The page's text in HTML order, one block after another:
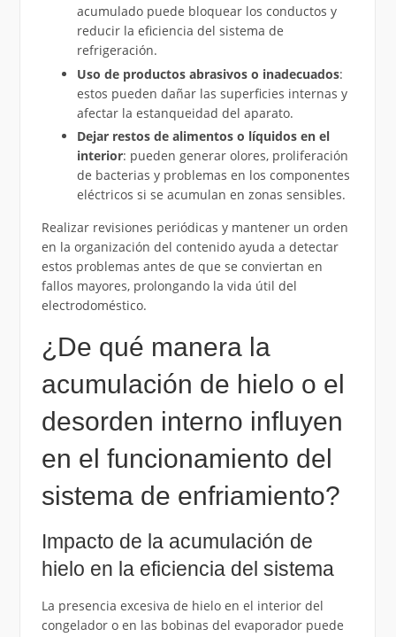
acumulado puede bloquear los conductos y
reducir la eficiencia del sistema de
refrigeración.
Uso de productos abrasivos o inadecuados:
estos pueden dañar las superficies internas y
afectar la estanqueidad del aparato.
Dejar restos de alimentos o líquidos en el
interior: pueden generar olores, proliferación
de bacterias y problemas en los componentes
eléctricos si se acumulan en zonas sensibles.
Realizar revisiones periódicas y mantener un orden
en la organización del contenido ayuda a detectar
estos problemas antes de que se conviertan en
fallos mayores, prolongando la vida útil del
electrodoméstico.
¿De qué manera la
acumulación de hielo o el
desorden interno influyen
en el funcionamiento del
sistema de enfriamiento?
Impacto de la acumulación de
hielo en la eficiencia del sistema
La presencia excesiva de hielo en el interior del
congelador o en las bobinas del evaporador puede